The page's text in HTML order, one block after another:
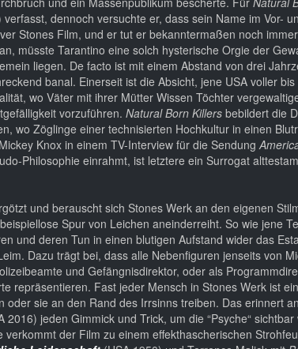
dennoch versuchte er, dass sein Name im Vor-
Stones Film, und er tut er bekanntermaßen noch
müsste Tarantino eine solch hysterische Orgie der
liegen. De facto ist mit einem Abstand von drei
banal. Einerseit ist die Absicht, jene USA voller
wo Väter mit ihrer Mütter Wissen Töchter
vorzuführen. Natural Born Killers bebildert die
wo Zöglinge einer technisierten Hochkultur in einen
Knox in einem TV-Interview für die Sendung
Philosophie einrahmt, ist letztere ein Surrogat
und berauscht sich Stones Werk an den eigenen
Spur von Leichen aneinderreiht. So wie jene
und deren Tun in einen blutigen Aufstand wider das
Dazu trägt bei, dass alle Nebenfiguren jenseits von
und Gefängnisdirektor, oder als
repräsentieren. Fast jeder Mensch in Stones Werk ist
oder sie an den Rand des Irrsinns treiben. Das erinnert
2016) jeden Gimmick und Trick, um die “Psyche“
verkommt der Film zu einem effekthascherischen